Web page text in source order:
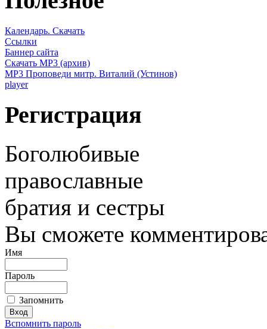
Календарь. Скачать
Ссылки
Баннер сайта
Скачать MP3 (архив)
MP3 Проповеди митр. Виталий (Устинов)
player
Регистрация
Боголюбивые
православные
братия и сестры
Вы сможете
Имя
Пароль
Запомнить
Вспомнить пароль